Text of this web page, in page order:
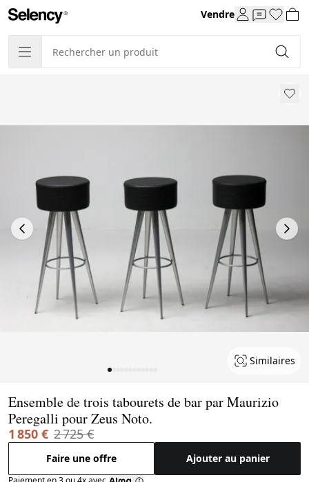
Vendre
Similaires
Ensemble de trois tabourets de bar par Maurizio
Peregalli pour Zeus Noto.
1 850 € 2 725 €
Faire une offre Ajouter au panier